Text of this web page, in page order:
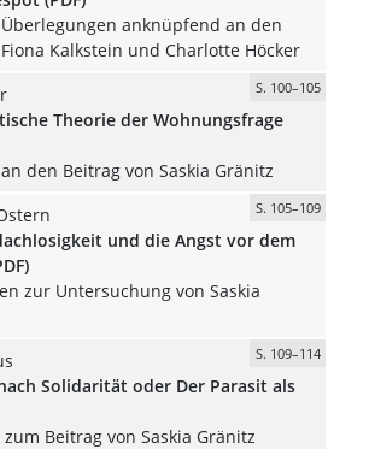
anknüpfend an den
Kalkstein und Charlotte Höcker
S. 100–105
Theorie der Wohnungsfrage
den Beitrag von Saskia Gränitz
S. 105–109
und die Angst vor dem
zur Untersuchung von Saskia
S. 109–114
Solidarität oder Der Parasit als
Beitrag von Saskia Gränitz